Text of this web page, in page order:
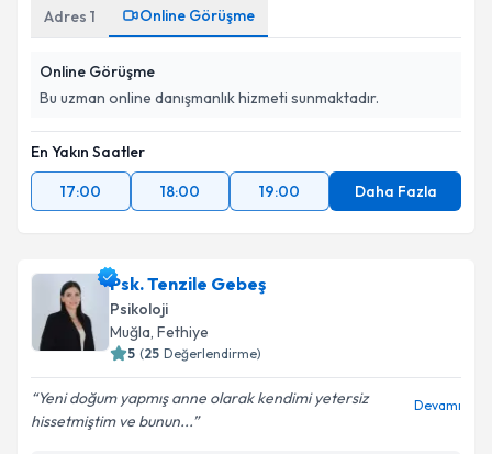
Adres 1 Online Görüşme
Online Görüşme
Bu uzman online danışmanlık hizmeti sunmaktadır.
En Yakın Saatler
17:00
18:00 19:00 Daha Fazla
Psk. Tenzile Gebeş
Psikoloji
Muğla, Fethiye
5 (25 Değerlendirme)
Yeni doğum yapmış anne olarak kendimi yetersiz
hissetmiştim ve bunun...
Devamı